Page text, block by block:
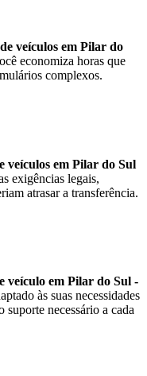
veículos em Pilar do
economiza horas que
complexos.
veículos em Pilar do Sul
exigências legais,
atrasar a transferência.
veículo em Pilar do Sul -
às suas necessidades
suporte necessário a cada